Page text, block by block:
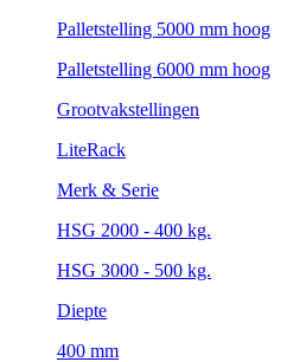
Palletstelling 5000 mm hoog
Palletstelling 6000 mm hoog
Grootvakstellingen
LiteRack
Merk & Serie
HSG 2000 - 400 kg.
HSG 3000 - 500 kg.
Diepte
400 mm